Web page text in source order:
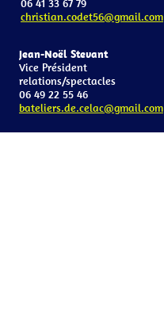
Jean-Noël Stevant
Vice Président
relations/spectacles
06 49 22 55 46
bateliers.de.celac@gmail.com
06 41 33 67 79
christian.codet56@gmail.com